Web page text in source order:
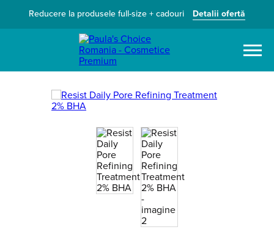
Reducere la produsele full-size + cadouri Detalii ofertă